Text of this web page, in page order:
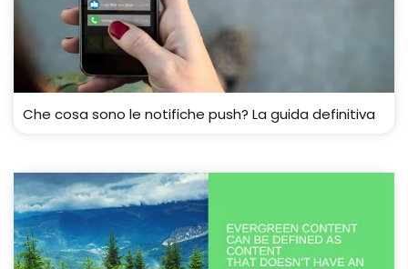
Che cosa sono le notifiche push? La guida definitiva